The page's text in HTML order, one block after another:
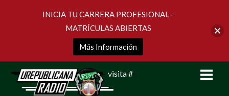
visita #
INICIA TU CARRERA PROFESIONAL -
MATRÍCULAS ABIERTAS
Más Información